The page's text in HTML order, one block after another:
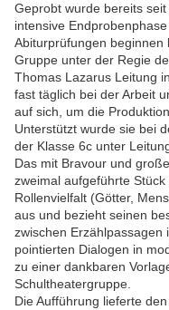
Geprobt wurde bereits
intensive
Abiturprüfungen
Gruppe unter der Regie
Thomas Lazarus Leitung
fast täglich bei der Arbeit
auf sich, um die
Unterstützt wurde sie bei
der Klasse 6c unter
Das mit Bravour und
zweimal aufgeführte
Rollenvielfalt (Götter,
aus und bezieht seinen
zwischen Erzählpassagen
pointierten Dialogen in
zu einer dankbaren
Schultheatergruppe.
Die Aufführung lieferte